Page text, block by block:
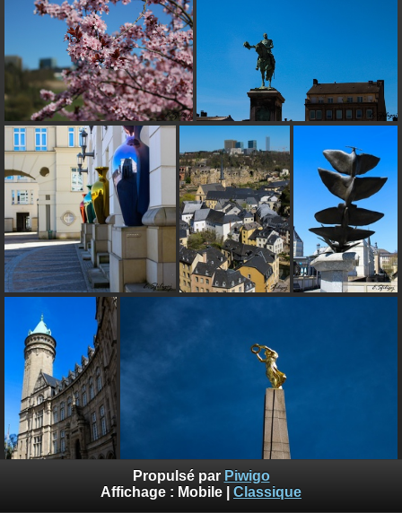
Propulsé par Piwigo
Affichage : Mobile Classique